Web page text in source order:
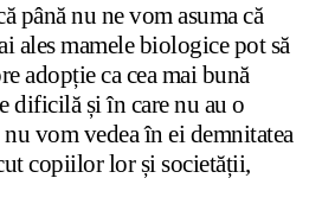
până nu ne vom asuma că
ales mamele biologice pot să
adopție ca cea mai bună
dificilă și în care nu au o
vom vedea în ei demnitatea
copiilor lor și societății,